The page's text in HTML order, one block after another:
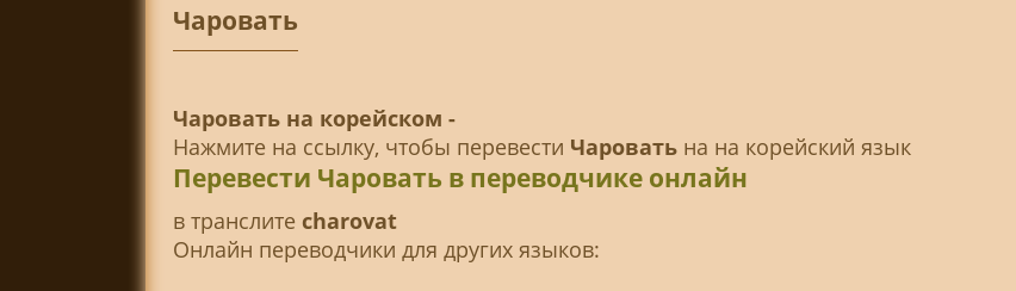
Чаровать
Чаровать на корейском -
Нажмите на ссылку, чтобы перевести Чароватьна на корейский язык
Перевести Чаровать в переводчике онлайн
в транслитe charovat
Онлайн переводчики для других языков: